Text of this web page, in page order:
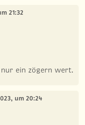
21:32
ein zögern wert.
um 20:24